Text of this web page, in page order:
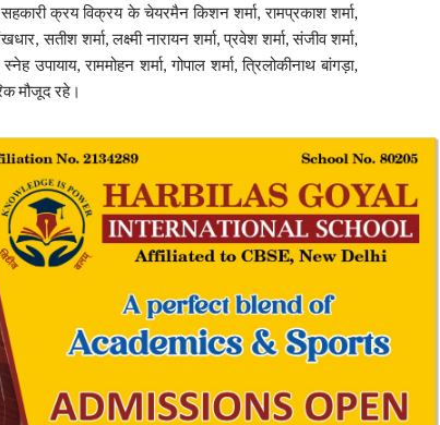
क्रय विक्रय के चेयरमैन किशन शर्मा, रामप्रकाश शर्मा,
सतीश शर्मा, लक्ष्मी नारायन शर्मा, प्रवेश शर्मा, संजीव शर्मा,
राममोहन शर्मा, गोपाल शर्मा, त्रिलोकीनाथ बांगड़ा,
मौजूद रहे।